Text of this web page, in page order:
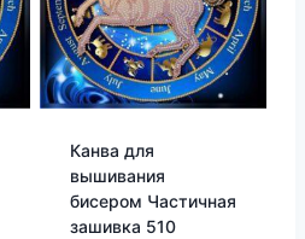
Канва для
вышивания
бисером Частичная
зашивка 510